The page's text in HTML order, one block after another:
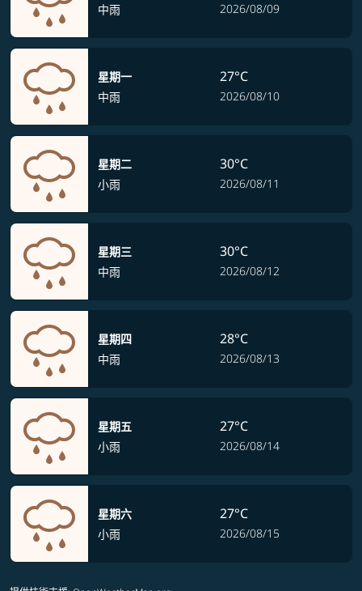
中雨
2026/08/09
星期一
中雨
27°C
2026/08/10
星期二
小雨
30°C
2026/08/11
星期三
中雨
30°C
2026/08/12
星期四
中雨
28°C
2026/08/13
星期五
小雨
27°C
2026/08/14
星期六
小雨
27°C
2026/08/15